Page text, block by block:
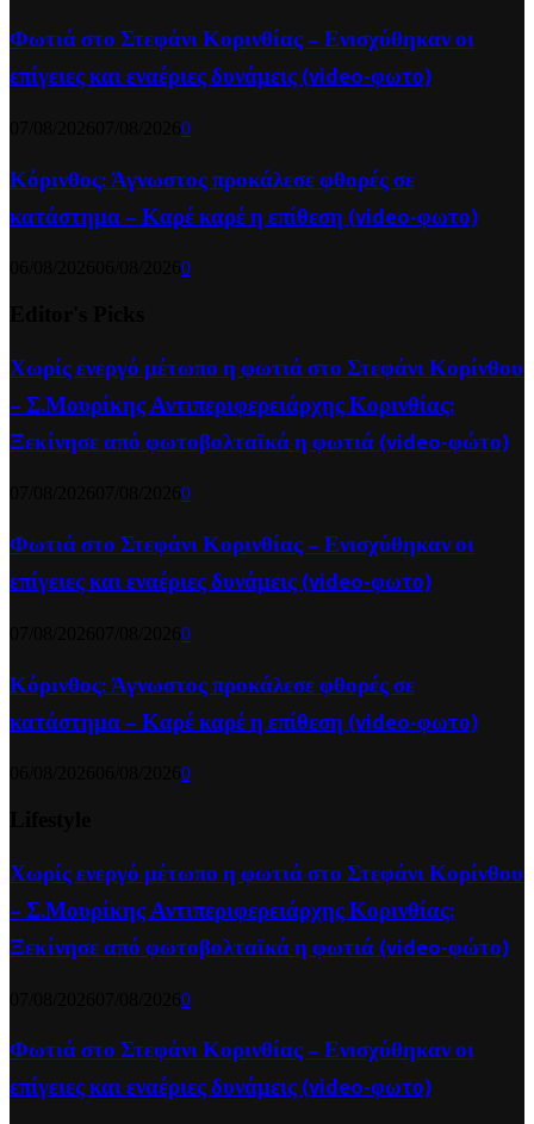
Φωτιά στο Στεφάνι Κορινθίας – Ενισχύθηκαν οι
επίγειες και εναέριες δυνάμεις (video-φωτο)
0
Κόρινθος: Άγνωστος προκάλεσε φθορές σε
κατάστημα – Καρέ καρέ η επίθεση (video-φωτο)
0
Χωρίς ενεργό μέτωπο η φωτιά στο Στεφάνι Κορίνθου
– Σ.Μουρίκης Αντιπεριφερειάρχης Κορινθίας:
Ξεκίνησε από φωτοβολταϊκά η φωτιά (video-φώτο)
0
Φωτιά στο Στεφάνι Κορινθίας – Ενισχύθηκαν οι
επίγειες και εναέριες δυνάμεις (video-φωτο)
0
Κόρινθος: Άγνωστος προκάλεσε φθορές σε
κατάστημα – Καρέ καρέ η επίθεση (video-φωτο)
0
Χωρίς ενεργό μέτωπο η φωτιά στο Στεφάνι Κορίνθου
– Σ.Μουρίκης Αντιπεριφερειάρχης Κορινθίας:
Ξεκίνησε από φωτοβολταϊκά η φωτιά (video-φώτο)
0
Φωτιά στο Στεφάνι Κορινθίας – Ενισχύθηκαν οι
επίγειες και εναέριες δυνάμεις (video-φωτο)